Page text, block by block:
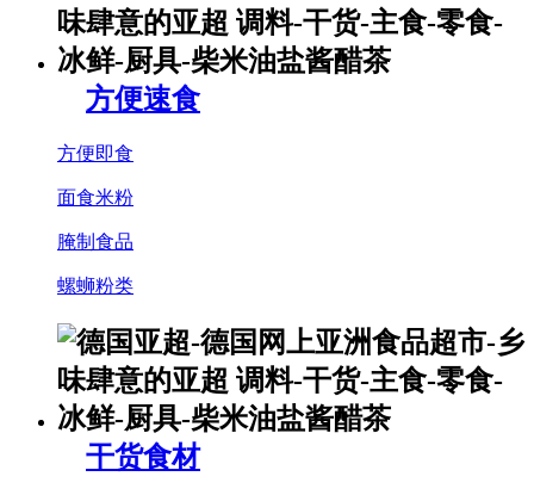
方便速食
方便即食
面食米粉
腌制食品
螺蛳粉类
干货食材